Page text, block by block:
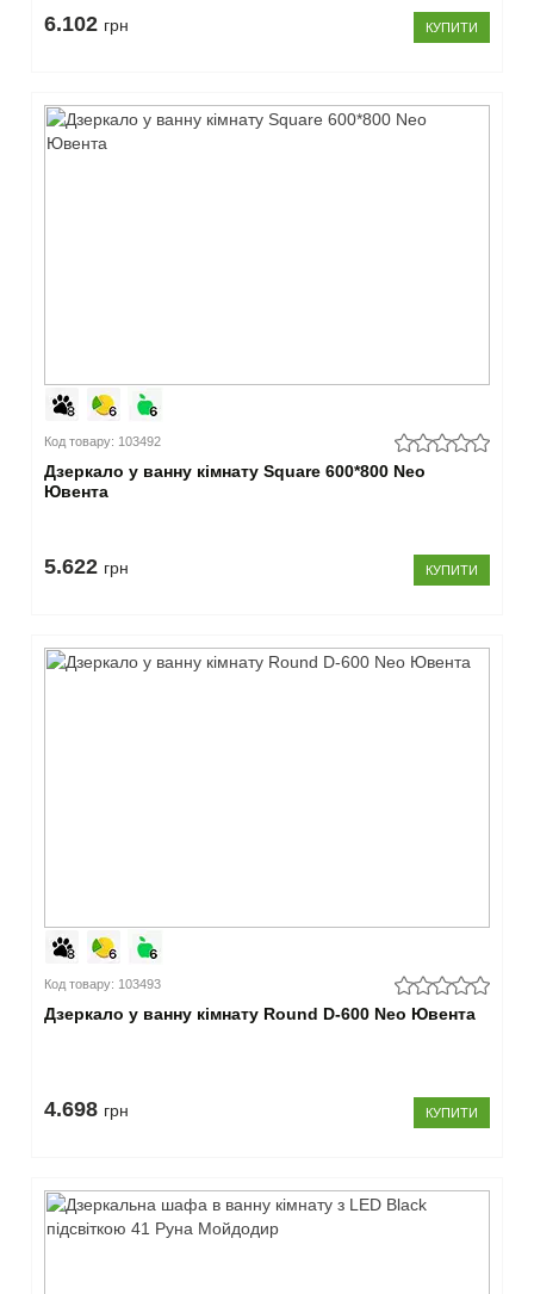
(355)
Країна
6.102 грн КУПИТИ
Код товару: 103492
Дзеркало у ванну кімнату Square 600*800 Neo
Ювента
5.622 грн КУПИТИ
Код товару: 103493
Дзеркало у ванну кімнату Round D-600 Neo Ювента
4.698 грн КУПИТИ